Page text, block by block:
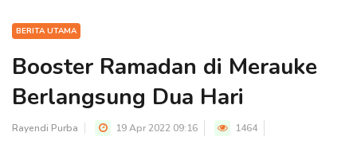
BERITA UTAMA
Booster Ramadan di Merauke
Berlangsung Dua Hari
Rayendi Purba 19 Apr 2022 09:16 1464